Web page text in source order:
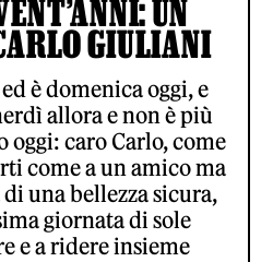
UN
GIULIANI
è domenica oggi, e
allora e non è più
caro Carlo, come
come a un amico ma
una bellezza sicura,
giornata di sole
e a ridere insieme